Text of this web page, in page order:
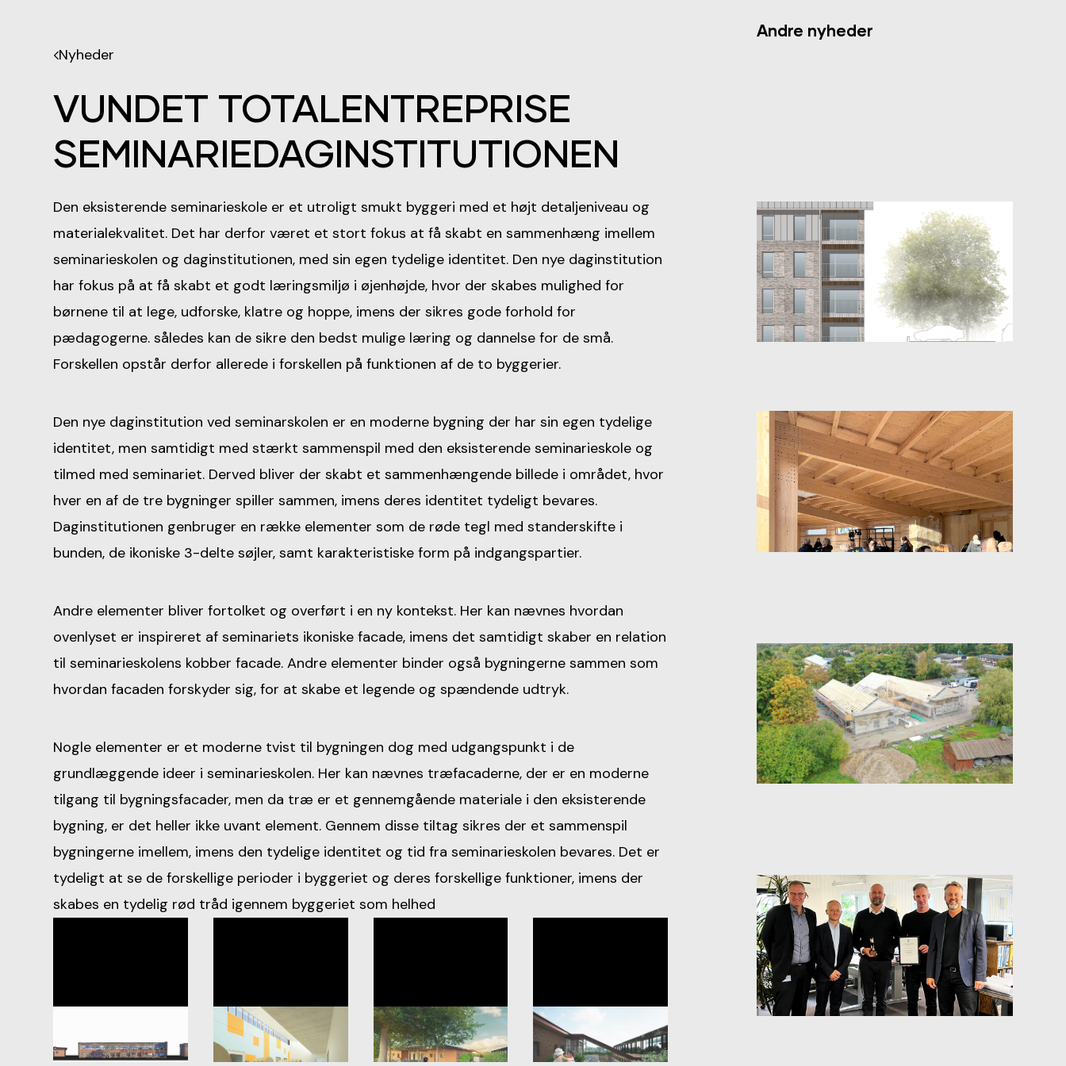
Nyheder
VUNDET TOTALENTREPRISE
SEMINARIEDAGINSTITUTIONEN
Den eksisterende seminarieskole er et utroligt smukt byggeri med et højt detaljeniveau og
material­ekvalitet. Det har derfor været et stort fokus at få skabt en sammenhæng imellem
seminariesko­len og daginstitutionen, med sin egen tydelige identitet. Den nye daginstitution
har fokus på at få skabt et godt læringsmiljø i øjenhøjde, hvor der skabes mulighed for
børnene til at lege, udforske, klatre og hoppe, imens der sikres gode forhold for
pædagogerne. således kan de sikre den bedst mulige læring og dannelse for de små.
Forskellen opstår derfor allerede i forskellen på funktionen af de to byggerier.
Den nye daginstitution ved seminarskolen er en moderne bygning der har sin egen tydelige
identitet, men samtidigt med stærkt sammenspil med den eksisterende seminarieskole og
tilmed med semina­riet. Derved bliver der skabt et sammenhængende billede i området, hvor
hver en af de tre bygninger spiller sammen, imens deres identitet tydeligt bevar­es.
Daginstitutionen genbruger en række elementer som de røde tegl med standerskifte i
bunden, de ikoniske 3-delte søjler, samt karakteristiske form på indgangspartier.
Andre elementer bliver fortolket og overført i en ny kontekst. Her kan nævnes hvordan
ovenlyset er inspireret af seminariets ikoniske facade, imens det samtidigt skaber en relation
til seminarieskolens kobber facade. Andre elementer binder også bygningerne sammen som
hvordan facaden forsky­der sig, for at skabe et legende og spændende udtryk.
Nogle elementer er et moderne tvist til bygningen dog med udgangspunkt i de
grundlæggende ideer i seminarieskolen. Her kan nævnes træfacad­erne, der er en moderne
tilgang til bygningsfacad­er, men da træ er et gennemgående materiale i den eksisterende
bygning, er det heller ikke uvant element. Gennem disse tiltag sikres der et sammen­spil
bygningerne imellem, imens den tydelige identitet og tid fra seminarieskolen bevares. Det er
tydeligt at se de forskellige perioder i byggeriet og deres forskellige funktioner, imens der
skabes en tydelig rød tråd igennem byggeriet som helhed
Andre nyheder
Nyt boligprojekt i Aars midtby
Læs mere
Rejsegilde på Naturrum
Cimbrerhøjen i Aars
Læs mere
Fremskridt på Nørager
daginstitution
Læs mere
Krogh Madsen Arkitekter vinder
succes virksomhed 2022
Læs mere